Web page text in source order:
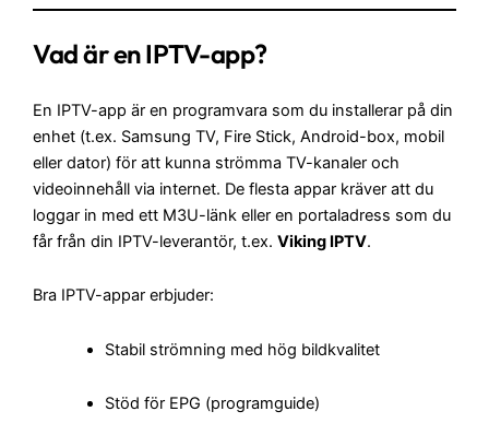
Vad är en IPTV-app?
En IPTV-app är en programvara som du installerar på din
enhet (t.ex. Samsung TV, Fire Stick, Android-box, mobil
eller dator) för att kunna strömma TV-kanaler och
videoinnehåll via internet. De flesta appar kräver att du
loggar in med ett M3U-länk eller en portaladress som du
får från din IPTV-leverantör, t.ex. Viking IPTV.
Bra IPTV-appar erbjuder:
Stabil strömning med hög bildkvalitet
Stöd för EPG (programguide)